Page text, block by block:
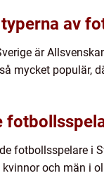
av
är
mycket populär,
fotbollsspelare i
och män i